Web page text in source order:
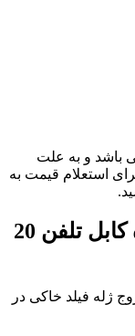
باشد و به علت
استعلام قیمت به
بهترین کارخانه های تولید کننده کابل تلفن 20
کارخانه های تولید کننده کابل تلفن 20 زوج ژله فیلد خاکی در